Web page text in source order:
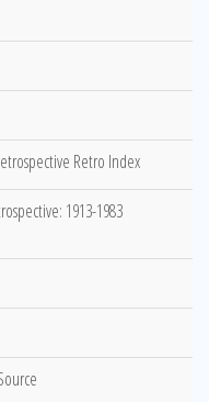
Retro Index
1913-1983